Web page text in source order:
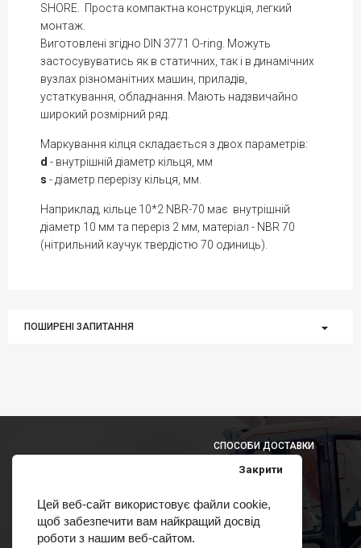
Цей веб-сайт використовує файли cookie,
щоб забезпечити вам найкращий досвід
роботи з нашим веб-сайтом.
Закрити
SHORE. Проста компактна конструкція, легкий
монтаж.
Виготовлені згідно DIN 3771 O-ring. Можуть
застосувуватись як в статичних, так і в динамічних
вузлах різноманітних машин, приладів,
устаткування, обладнання. Мають надзвичайно
широкий розмірний ряд.
Маркування кілця складається з двох параметрів:
d - внутрішній діаметр кільця, мм
s - діаметр перерізу кільця, мм.
Наприклад, кільце 10*2 NBR-70 має внутрішній
діаметр 10 мм та переріз 2 мм, матеріал - NBR 70
(нітрильний каучук твердістю 70 одиниць).
ПОШИРЕНІ ЗАПИТАННЯ
СПОСОБИ ДОСТАВКИ
СПОСОБИ ОПЛАТИ